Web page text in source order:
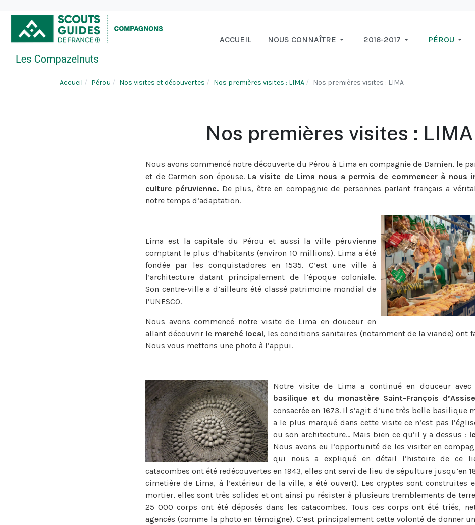
ACCUEIL NOUS CONNAÎTRE 2016-2017 PÉROU
Accueil Pérou Nos visites et découvertes Nos premières visites : LIMA Nos premières visites : LIMA
Nos premières visites : LIMA
Nous avons commencé notre découverte du Pérou à Lima en compagnie de Damien, le
et de Carmen son épouse. La visite de Lima nous a permis de commencer à nous
culture péruvienne. De plus, être en compagnie de personnes parlant français a
notre temps d’adaptation.
Lima est la capitale du Pérou et aussi la ville péruvienne
comptant le plus d’habitants (environ 10 millions). Lima a été
fondée par les conquistadores en 1535. C’est une ville à
l’architecture datant principalement de l’époque coloniale.
Son centre-ville a d’ailleurs été classé patrimoine mondial de
l’UNESCO.
Nous avons commencé notre visite de Lima en douceur en
allant découvrir le marché local, les conditions sanitaires (notamment de la viande) ont
Nous vous mettons une photo à l’appui.
Notre visite de Lima a continué en douceur
basilique et du monastère Saint-François
consacrée en 1673. Il s’agit d’une très belle basilique
a le plus marqué dans cette visite ce n’est pas
ou son architecture… Mais bien ce qu’il y a dessus :
Nous avons eu l’opportunité de les visiter en
qui nous a expliqué en détail l’histoire de ce
catacombes ont été redécouvertes en 1943, elles ont servi de lieu de sépulture jusqu’en
cimetière de Lima, à l’extérieur de la ville, a été ouvert). Les cryptes sont construites
mortier, elles sont très solides et ont ainsi pu résister à plusieurs tremblements de
25 000 corps ont été déposés dans les catacombes. Tous ces corps ont été triés,
agencés (comme la photo en témoigne). C’est principalement cette volonté de donner